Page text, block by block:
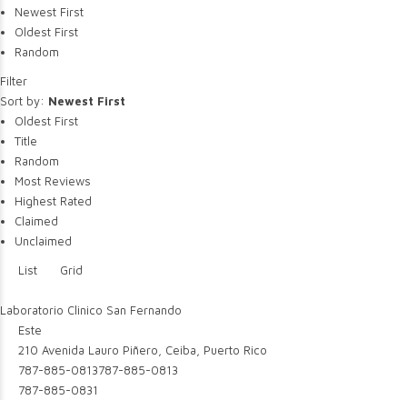
Newest First
Oldest First
Random
Filter
Sort by: Newest First
Oldest First
Title
Random
Most Reviews
Highest Rated
Claimed
Unclaimed
List
Grid
Laboratorio Clinico San Fernando
Este
210 Avenida Lauro Piñero, Ceiba, Puerto Rico
787-885-0813787-885-0813
787-885-0831